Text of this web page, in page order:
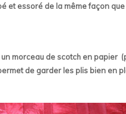
et essoré de la même façon
un morceau de scotch en papier
de garder les plis bien en